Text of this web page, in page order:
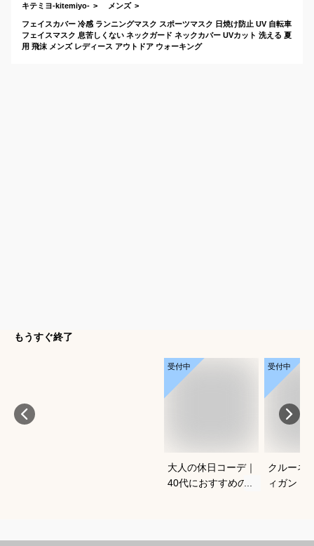
キテミヨ-kitemiyo- メンズ
フェイスカバー 冷感 ランニングマスク スポーツマスク 日焼け防止 UV 自転車
フェイスマスク 息苦しくない ネックガード ネックカバー UVカット 洗える 夏
用 飛沫 メンズ レディース アウトドア ウォーキング
もうすぐ終了
受付中
大人の休日コーデ｜
40代におすすめのお
受付中
クルーネ
ィガン｜